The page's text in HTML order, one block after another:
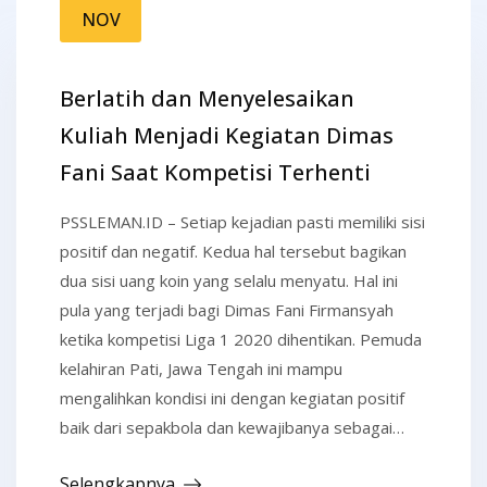
NOV
Berlatih dan Menyelesaikan
Kuliah Menjadi Kegiatan Dimas
Fani Saat Kompetisi Terhenti
PSSLEMAN.ID – Setiap kejadian pasti memiliki sisi
positif dan negatif. Kedua hal tersebut bagikan
dua sisi uang koin yang selalu menyatu. Hal ini
pula yang terjadi bagi Dimas Fani Firmansyah
ketika kompetisi Liga 1 2020 dihentikan. Pemuda
kelahiran Pati, Jawa Tengah ini mampu
mengalihkan kondisi ini dengan kegiatan positif
baik dari sepakbola dan kewajibanya sebagai…